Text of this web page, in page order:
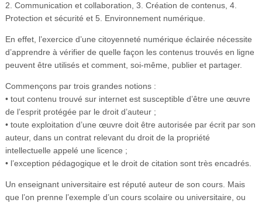
2. Communication et collaboration, 3. Création de contenus, 4.
Protection et sécurité et 5. Environnement numérique.
En effet, l’exercice d’une citoyenneté numérique éclairée nécessite
d’apprendre à vérifier de quelle façon les contenus trouvés en ligne
peuvent être utilisés et comment, soi-même, publier et partager.
Commençons par trois grandes notions :
• tout contenu trouvé sur internet est susceptible d’être une œuvre
de l’esprit protégée par le droit d’auteur ;
• toute exploitation d’une œuvre doit être autorisée par écrit par son
auteur, dans un contrat relevant du droit de la propriété
intellectuelle appelé une licence ;
• l’exception pédagogique et le droit de citation sont très encadrés.
Un enseignant universitaire est réputé auteur de son cours. Mais
que l’on prenne l’exemple d’un cours scolaire ou universitaire, ou